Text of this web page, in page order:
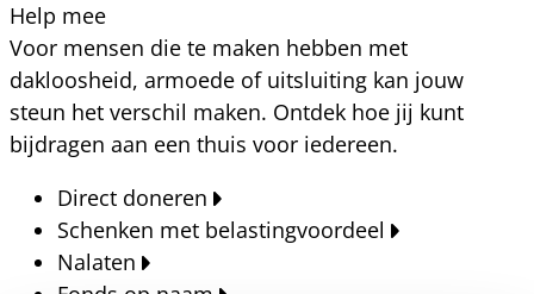
Help mee
Voor mensen die te maken hebben met
dakloosheid, armoede of uitsluiting kan jouw
steun het verschil maken. Ontdek hoe jij kunt
bijdragen aan een thuis voor iedereen.
Direct doneren
Schenken met belastingvoordeel
Nalaten